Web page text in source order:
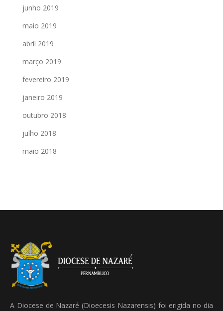
junho 2019
maio 2019
abril 2019
março 2019
fevereiro 2019
janeiro 2019
outubro 2018
julho 2018
maio 2018
A Diocese de Nazaré (Dioecesis Nazarensis) foi erigida no dia